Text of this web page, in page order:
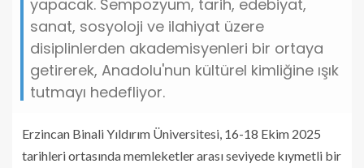
yapacak. Sempozyum, tarih, edebiyat,
sanat, sosyoloji ve ilahiyat üzere
disiplinlerden akademisyenleri bir ortaya
getirerek, Anadolu'nun kültürel kimliğine ışık
tutmayı hedefliyor.
Erzincan Binali Yıldırım Üniversitesi, 16-18 Ekim 2025
tarihleri ortasında memleketler arası seviyede kıymetli bir